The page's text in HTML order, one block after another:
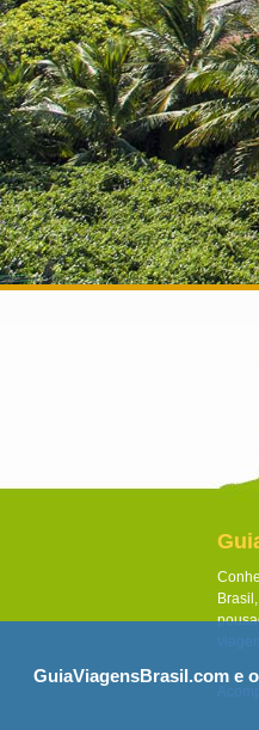
GuiaViagensBrasil.com e